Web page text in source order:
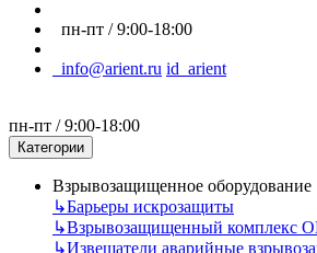
пн-пт / 9:00-18:00
info@arient.ru id_arient
пн-пт / 9:00-18:00
Категории
Взрывозащищенное оборудование
↳Барьеры искрозащиты
↳Взрывозащищенный комплекс
↳Извещатели аварийные